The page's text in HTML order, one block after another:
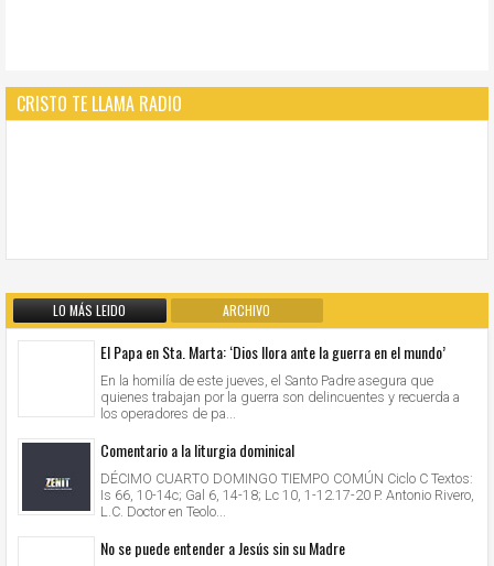
CRISTO TE LLAMA RADIO
LO MÁS LEIDO ARCHIVO
El Papa en Sta. Marta: ‘Dios llora ante la guerra en el mundo’
En la homilía de este jueves, el Santo Padre asegura que
quienes trabajan por la guerra son delincuentes y recuerda a
los operadores de pa...
Comentario a la liturgia dominical
DÉCIMO CUARTO DOMINGO TIEMPO COMÚN Ciclo C Textos:
Is 66, 10-14c; Gal 6, 14-18; Lc 10, 1-12.17-20 P. Antonio Rivero,
L.C. Doctor en Teolo...
No se puede entender a Jesús sin su Madre